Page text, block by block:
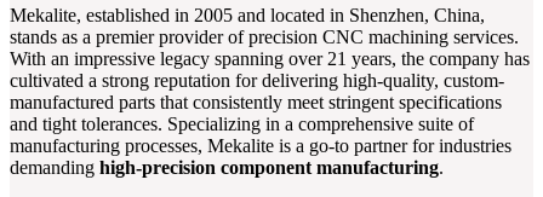
Mekalite, established in 2005 and located in Shenzhen, China,
stands as a premier provider of precision CNC machining services.
With an impressive legacy spanning over 21 years, the company has
cultivated a strong reputation for delivering high-quality, custom-
manufactured parts that consistently meet stringent specifications
and tight tolerances. Specializing in a comprehensive suite of
manufacturing processes, Mekalite is a go-to partner for industries
demanding high-precision component manufacturing.